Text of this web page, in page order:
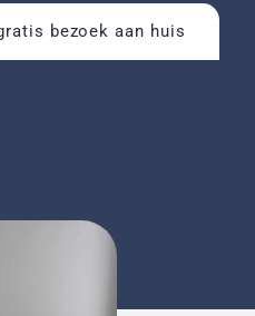
bezoek aan huis